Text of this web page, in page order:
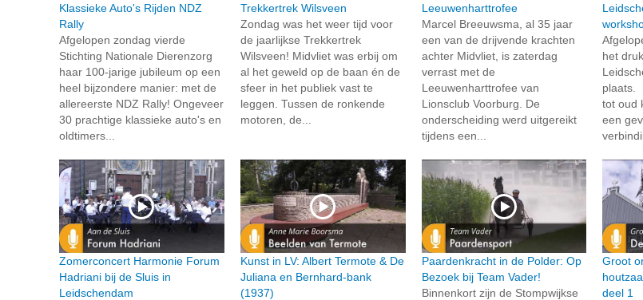
Klassieke Auto's Rijden NDZ
Rally
Afgelopen zondag vierde
Stichting Nationale Dierenzorg
haar 100-jarige jubileum op een
heel bijzondere manier: met de
allereerste NDZ Rally! Ongeveer
30 prachtige klassieke auto's en
oldtimers...
Trekkertrek Wilsveen
Zondag was het weer tijd voor
de jaarlijkse Trekkertrek
Wilsveen! Midvliet was erbij om
al het geweld op de baan én de
sfeer in het publiek vast te
leggen. Tussen de ronkende
motoren, de...
Leeuwenharttrofee
Marcel Breeuwsma, al 35 jaar
een van de drijvende krachten
achter Midvliet, is zaterdag
verrast met de
Leeuwenharttrofee van
Lionsclub Voorburg. De
onderscheiding werd uitgereikt
tijdens een...
het
plaats.
tot oud
een
Zomerconcert Harmonie Forum
Hadriani bij de Sluis in
Leidschendam
Kunst in LV: Albert Termote & De
Juliana en Bernhard-bank
(1937)
Paardenkracht in de Polder: Op
Bezoek bij Team Vader!
Binnenkort zijn de Stompwijkse
Groot
deel 1